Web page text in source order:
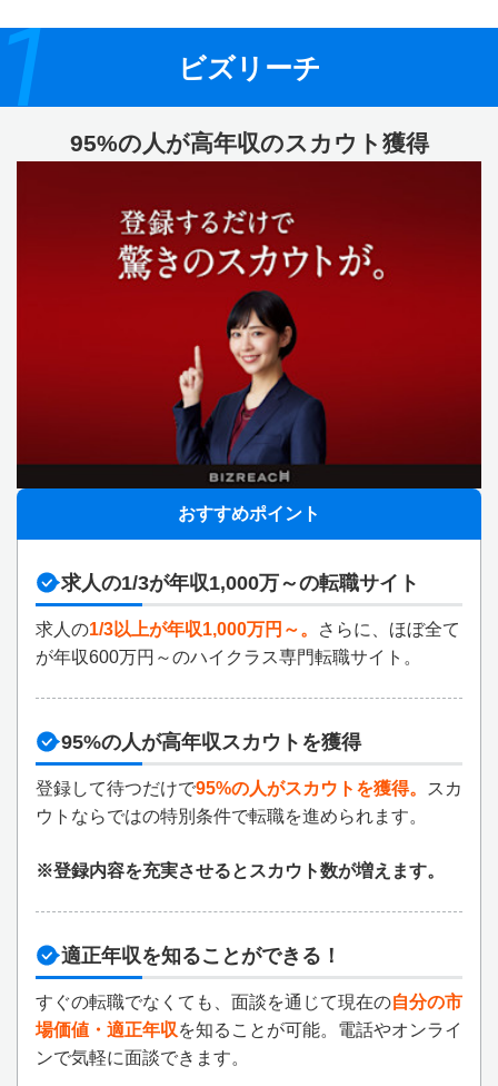
ビズリーチ
95%の人が高年収のスカウト獲得
おすすめポイント
求人の1/3が年収1,000万～の転職サイト
求人の1/3以上が年収1,000万円～。
さらに、ほぼ全て
が年収600万円～のハイクラス専門転職サイト。
95%の人が高年収スカウトを獲得
登録して待つだけで95%の人がスカウトを獲得。
スカ
ウトならではの特別条件で転職を進められます。
※登録内容を充実させるとスカウト数が増えます。
適正年収を知ることができる！
すぐの転職でなくても、面談を通じて現在の自分の市
場価値・適正年収を知ることが可能。電話やオンライ
ンで気軽に面談できます。